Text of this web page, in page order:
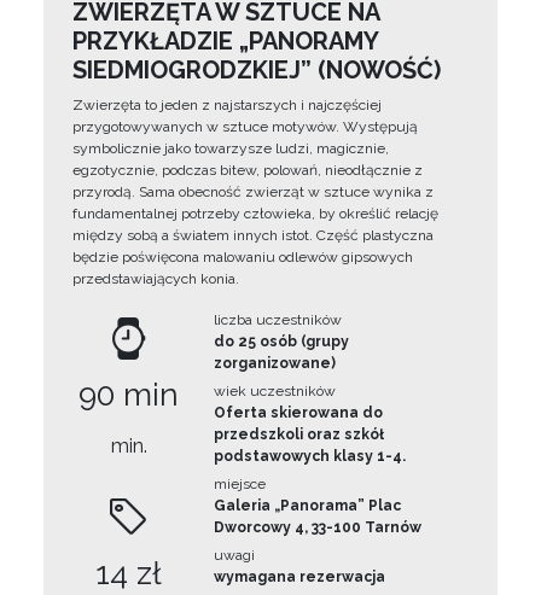
ZWIERZĘTA W SZTUCE NA
PRZYKŁADZIE „PANORAMY
SIEDMIOGRODZKIEJ” (NOWOŚĆ)
Zwierzęta to jeden z najstarszych i najczęściej
przygotowywanych w sztuce motywów. Występują
symbolicznie jako towarzysze ludzi, magicznie,
egzotycznie, podczas bitew, polowań, nieodłącznie z
przyrodą. Sama obecność zwierząt w sztuce wynika z
fundamentalnej potrzeby człowieka, by określić relację
między sobą a światem innych istot. Część plastyczna
będzie poświęcona malowaniu odlewów gipsowych
przedstawiających konia.
90 min
min.
14 zł
liczba uczestników
do 25 osób (grupy
zorganizowane)
wiek uczestników
Oferta skierowana do
przedszkoli oraz szkół
podstawowych klasy 1-4.
miejsce
Galeria „Panorama” Plac
Dworcowy 4, 33-100 Tarnów
uwagi
wymagana rezerwacja